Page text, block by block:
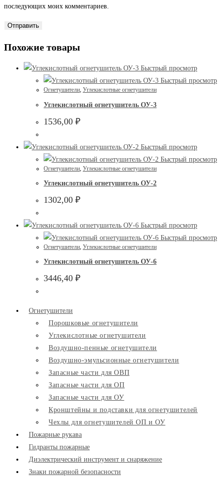
последующих моих комментариев.
Похожие товары
Быстрый просмотр
Быстрый просмотр
Огнетушители, Углекислотные огнетушители
Углекислотный огнетушитель ОУ-3
1536,00 ₽
Быстрый просмотр
Быстрый просмотр
Огнетушители Углекислотные огнетушители
Углекислотный огнетушитель ОУ-2
1302,00 ₽
Быстрый просмотр
Быстрый просмотр
Огнетушители Углекислотные огнетушители
Углекислотный огнетушитель ОУ-6
3446,40 ₽
Огнетушители
Порошковые огнетушители
Углекислотные огнетушители
Воздушно-пенные огнетушители
Воздушно-эмульсионные огнетушители
Запасные части для ОВП
Запасные части для ОП
Запасные части для ОУ
Кронштейны и подставки для огнетушителей
Чехлы для огнетушителей ОП и ОУ
Пожарные рукава
Гидранты пожарные
Диэлектрический инструмент и снаряжение
Знаки пожарной безопасности